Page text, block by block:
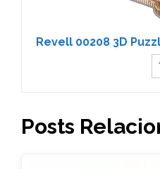
Revell 00208 3D
Posts